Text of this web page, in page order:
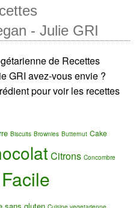
- Julie GRI
de Recettes
GRI avez-vous envie ?
pour voir les recettes
Biscuits Brownies Butternut Cake
Citrons Concombre